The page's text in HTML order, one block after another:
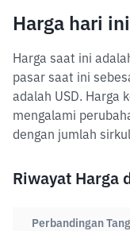
Harga hari ini
Harga saat ini
pasar saat ini
adalah USD. Harga
mengalami
dengan jumlah
Riwayat Harga
Perbandingan